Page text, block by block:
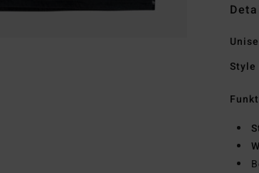
Style